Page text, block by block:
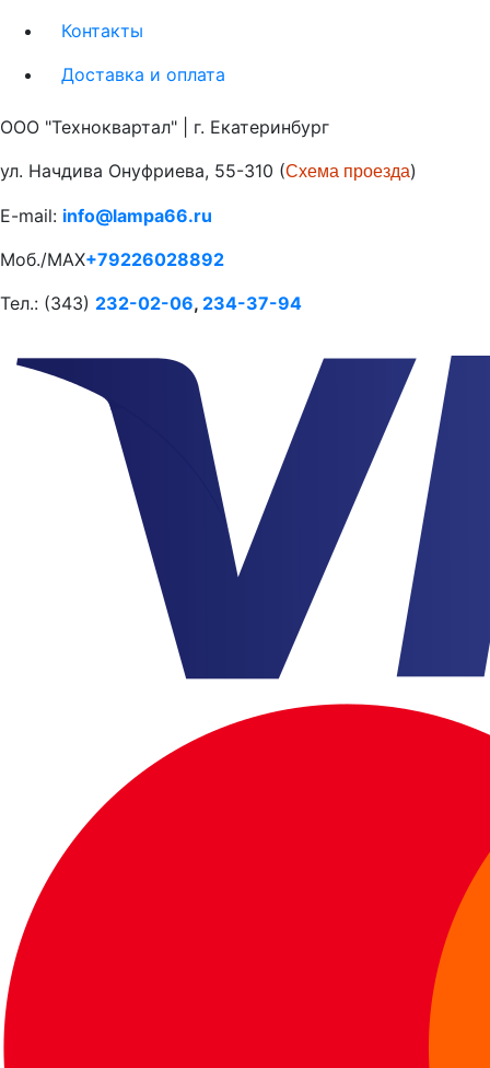
Контакты
Доставка и оплата
ООО "Техноквартал" | г. Екатеринбург
ул. Начдива Онуфриева, 55-310 (Схема проезда)
E-mail: info@lampa66.ru
Моб./MAX+79226028892
Тел.: (343) 232-02-06, 234-37-94